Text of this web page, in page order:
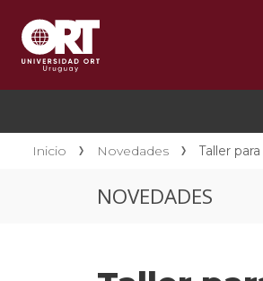
Inicio Novedades Taller
NOVEDADES